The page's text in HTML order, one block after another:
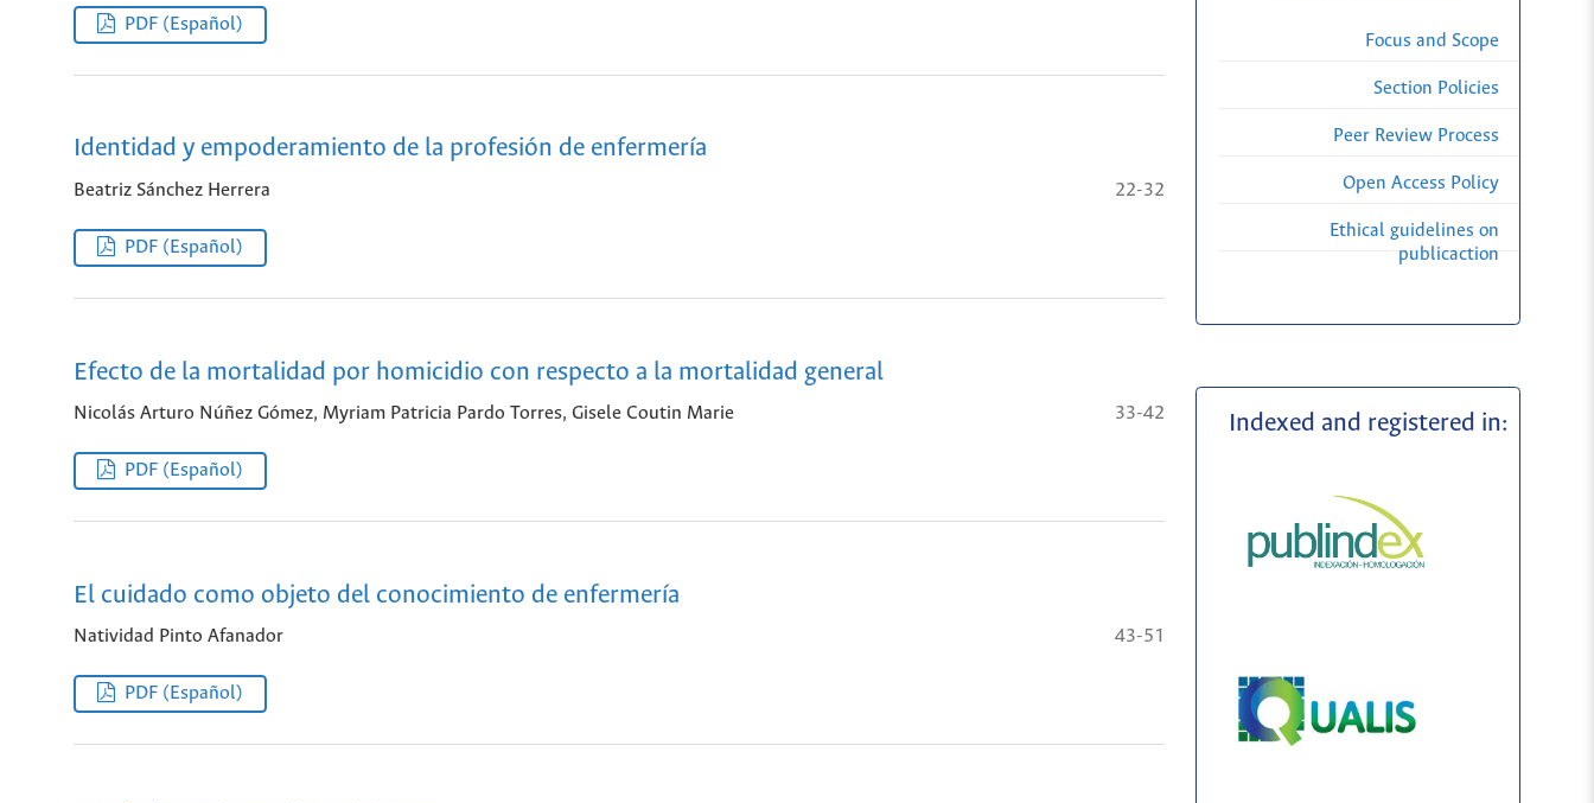
PDF (Español)
Identidad y empoderamiento de la profesión de enfermería
Beatriz Sánchez Herrera 22-32
PDF (Español)
Efecto de la mortalidad por homicidio con respecto a la mortalidad general
Nicolás Arturo Núñez Gómez, Myriam Patricia Pardo Torres, Gisele Coutin Marie 33-42
PDF (Español)
El cuidado como objeto del conocimiento de enfermería
Natividad Pinto Afanador 43-51
PDF (Español)
Focus and Scope
Section Policies
Peer Review Process
Open Access Policy
Ethical guidelines on
publicaction
Indexed and registered in: